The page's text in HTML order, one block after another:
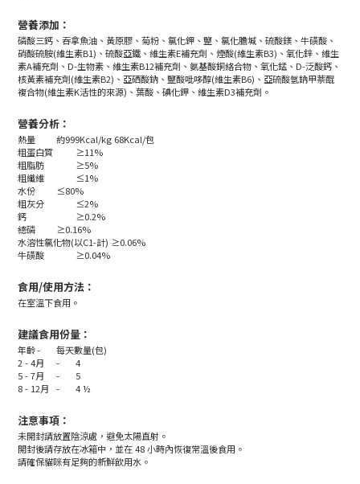
營養添加：
磷酸三鈣、吞拿魚油、黃原膠、菊粉、氯化鉀、鹽、氯化膽堿、硫酸鎂、牛磺酸、
硝酸硫胺(維生素B1)、硫酸亞鐵、維生素E補充劑、煙酸(維生素B3)、氧化鋅、維生
素A補充劑、D-生物素、維生素B12補充劑、氨基酸銅絡合物、氧化錳、D-泛酸鈣、
核黃素補充劑(維生素B2)、亞硒酸鈉、鹽酸吡哆醇(維生素B6)、亞硫酸氫鈉甲萘醌
複合物(維生素K活性的來源)、葉酸、碘化鉀、維生素D3補充劑。
營養分析：
熱量
約999Kcal/kg 68Kcal/包
粗蛋白質
≥11%
粗脂肪
≥5%
粗纖維
≤1%
水份
≤80%
粗灰分
≤2%
鈣
≥0.2%
總磷
≥0.16%
水溶性氯化物(以C1-計) ≥0.06%
牛磺酸
≥0.04%
食用/使用方法：
在室溫下食用。
建議食用份量：
年齡-
每天數量(包)
2 - 4月
-
4
5 - 7月
-
5
8 - 12月
- 4 ½
注意事項：
未開封請放置陰涼處，避免太陽直射。
開封後請存放在冰箱中，並在 48 小時內恢復常溫後食用。
請確保貓咪有足夠的新鮮飲用水。